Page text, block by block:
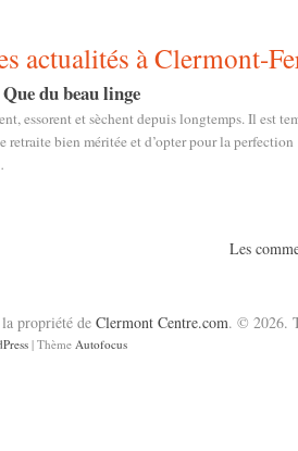
actualités à Clermont-
Que du beau linge
essorent et sèchent depuis longtemps. Il est
retraite bien méritée et d’opter pour la perfection
Les
propriété de Clermont Centre.com. © 2026.
| Thème Autofocus